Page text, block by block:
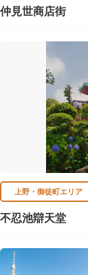
仲見世商店街
上野・御徒町エリア
不忍池辯天堂